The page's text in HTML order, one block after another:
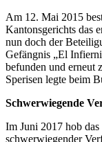
Am 12. Mai 2015
Kantonsgerichts das
nun doch der
Gefängnis „El
befunden und erneut
Sperisen legte beim
Schwerwiegende
Im Juni 2017 hob
schwerwiegender